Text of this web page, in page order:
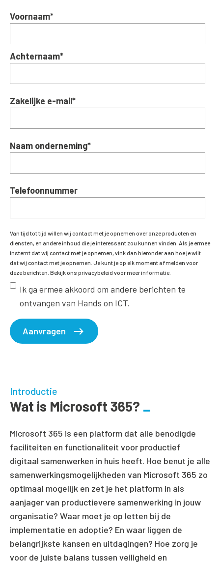
Voornaam*
Achternaam*
Zakelijke e-mail*
Naam onderneming*
Telefoonnummer
Van tijd tot tijd willen wij contact met je opnemen over onze producten en
diensten, en andere inhoud die je interessant zou kunnen vinden. Als je ermee
instemt dat wij contact met je opnemen, vink dan hieronder aan hoe je wilt
dat wij contact met je opnemen. Je kunt je op elk moment afmelden voor
deze berichten. Bekijk ons privacybeleid voor meer informatie.
Ik ga ermee akkoord om andere berichten te
ontvangen van Hands on ICT.
Introductie
Wat is Microsoft 365?
Microsoft 365 is een platform dat alle benodigde
faciliteiten en functionaliteit voor productief
digitaal samenwerken in huis heeft. Hoe benut je alle
samenwerkingsmogelijkheden van Microsoft 365 zo
optimaal mogelijk en zet je het platform in als
aanjagervan productievere samenwerking in jouw
organisatie? Waar moet je op letten bij de
implementatie en adoptie? En waar liggen de
belangrijkste kansen en uitdagingen? Hoe zorg je
voor de juiste balans tussen veiligheid en